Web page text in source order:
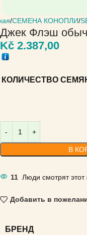
СЕМЕНА КОНОПЛИ
Джек Флэш
Kč 2.387,00
КОЛИЧЕСТВО
В
11 Люди смотрят этот
Добавить в
БРЕНД